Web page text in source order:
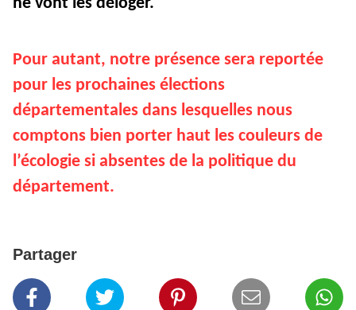
ne vont les déloger.
Pour autant, notre présence sera reportée
pour les prochaines élections
départementales dans lesquelles nous
comptons bien porter haut les couleurs de
l’écologie si absentes de la politique du
département.
Partager